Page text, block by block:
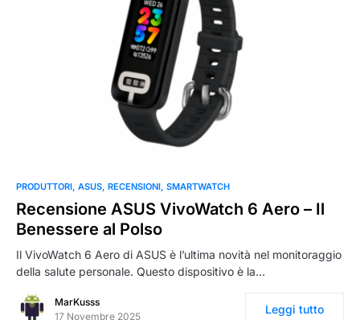
0
PRODUTTORI ASUS RECENSIONI SMARTWATCH
Recensione ASUS VivoWatch 6 Aero – Il
Benessere al Polso
Il VivoWatch 6 Aero di ASUS è l’ultima novità nel monitoraggio
della salute personale. Questo dispositivo è la…
MarKusss
17 Novembre 2025
Leggi tutto